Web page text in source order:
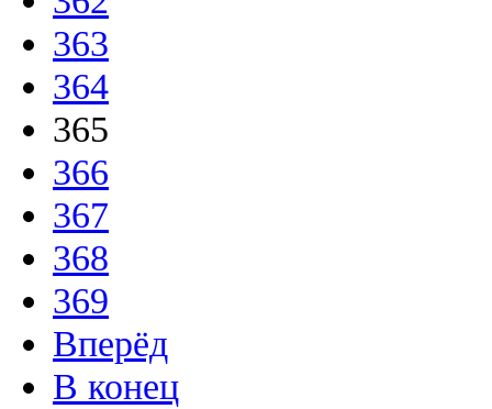
363
364
365
366
367
368
369
Вперёд
В конец